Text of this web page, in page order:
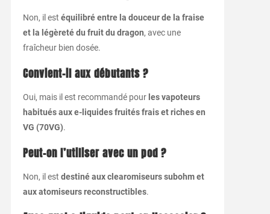
Non, il est équilibré entre la douceur de la fraise
et la légèreté du fruit du dragon, avec une
fraîcheur bien dosée.
Convient-il aux débutants ?
Oui, mais il est recommandé pour les vapoteurs
habitués aux e-liquides fruités frais et riches en
VG (70VG).
Peut-on l’utiliser avec un pod ?
Non, il est destiné aux clearomiseurs subohm et
aux atomiseurs reconstructibles.